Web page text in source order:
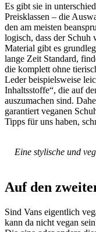
Es gibt sie in
Preisklassen – die
den am meisten
logisch, dass der Schuh
Material gibt es
lange Zeit Standard,
die komplett ohne
Leder beispielsweise
Inhaltsstoffe“, die auf
auszumachen sind.
garantiert veganen
Tipps für uns haben,
Eine stylische und
Auf den
Sind Vans eigentlich
kann da nicht vegan